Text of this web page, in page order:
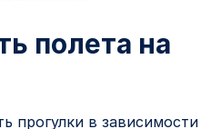
полета на
прогулки в зависимости